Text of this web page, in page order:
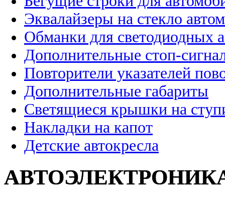
Эквалайзеры на стекло
Обманки для светодиодных
Дополнительные стоп-
Повторители указателей
Дополнительные габариты
Светящиеся крышки на
Накладки на капот
Детские автокресла